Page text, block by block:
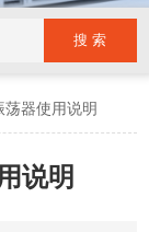
器使用说明
说明